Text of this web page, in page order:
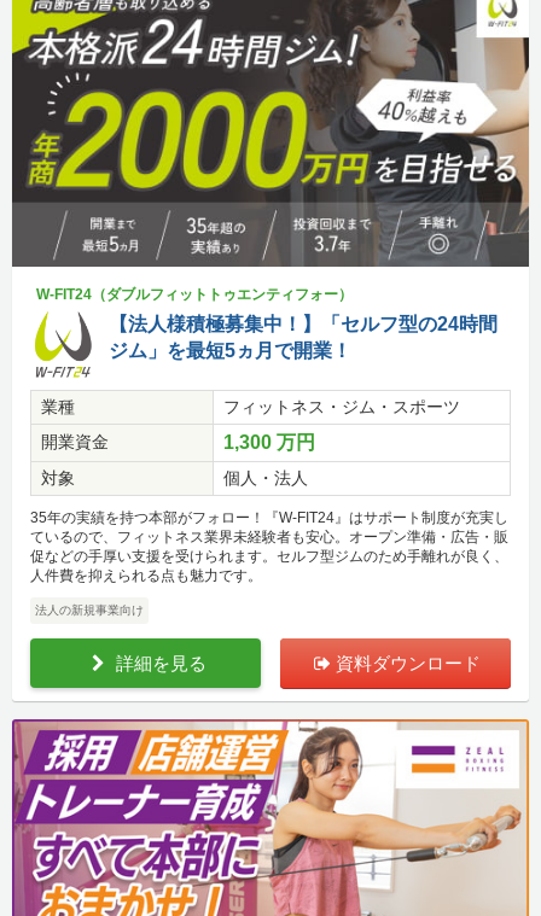
W-FIT24（ダブルフィットトゥエンティフォー）
【法人様積極募集中！】「セルフ型の24時間
ジム」を最短5ヵ月で開業！
業種
フィットネス・ジム・スポーツ
開業資金
1,300 万円
対象 個人・法人
35年の実績を持つ本部がフォロー！『W-FIT24』はサポート制度が充実し
ているので、フィットネス業界未経験者も安心。オープン準備・広告・販
促などの手厚い支援を受けられます。セルフ型ジムのため手離れが良く、
人件費を抑えられる点も魅力です。
法人の新規事業向け
詳細を見る 資料ダウンロード